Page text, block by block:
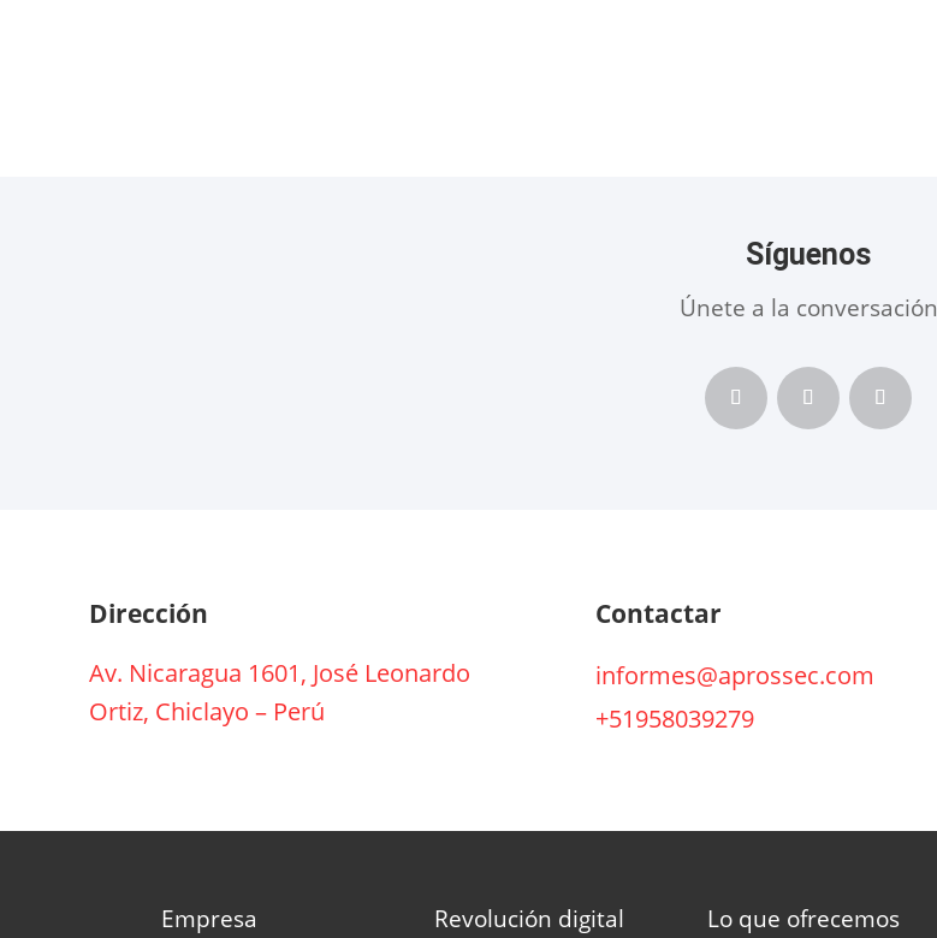
Síguenos
Únete a la conversación
Dirección
Av. Nicaragua 1601, José Leonardo
Ortiz, Chiclayo – Perú
Contactar
informes@aprossec.com
+51958039279
Empresa Revolución digital Lo que ofrecemos